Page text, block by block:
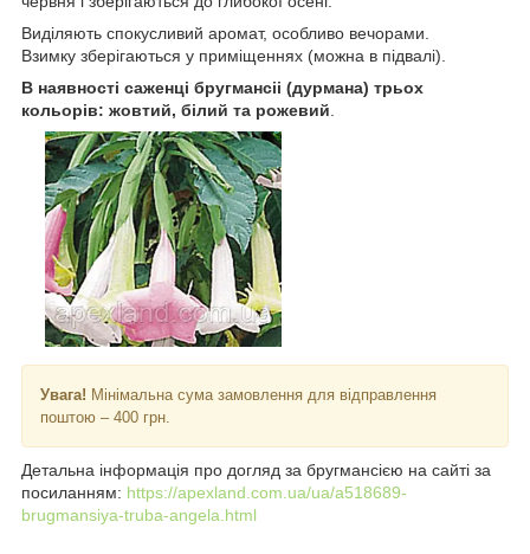
Виділяють спокусливий аромат, особливо вечорами.
Взимку зберігаються у приміщеннях (можна в підвалі).
В наявності саженці бругмансіі (дурмана) трьох
кольорів: жовтий, білий та рожевий
Увага! Мінімальна сума замовлення для відправлення
поштою – 400 грн.
Детальна інформація про догляд за бругмансією на сайті за
посиланням: https://apexland.com.ua/ua/a518689-
brugmansiya-truba-angela.html